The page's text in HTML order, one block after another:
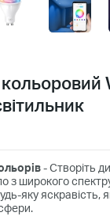
- Створіть
з широкого
яку яскравість,